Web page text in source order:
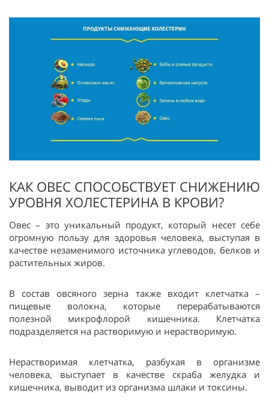
КАК ОВЕС СПОСОБСТВУЕТ СНИЖЕНИЮ
УРОВНЯ ХОЛЕСТЕРИНА В КРОВИ?
Овес – это уникальный продукт, который несет себе
огромную пользу для здоровья человека, выступая в
качестве незаменимого источника углеводов, белков и
растительных жиров.
В состав овсяного зерна также входит клетчатка –
пищевые волокна, которые перерабатываются
полезной микрофлорой кишечника. Клетчатка
подразделяется на растворимую и нерастворимую.
Нерастворимая клетчатка, разбухая в организме
человека, выступает в качестве скраба желудка и
кишечника, выводит из организма шлаки и токсины.